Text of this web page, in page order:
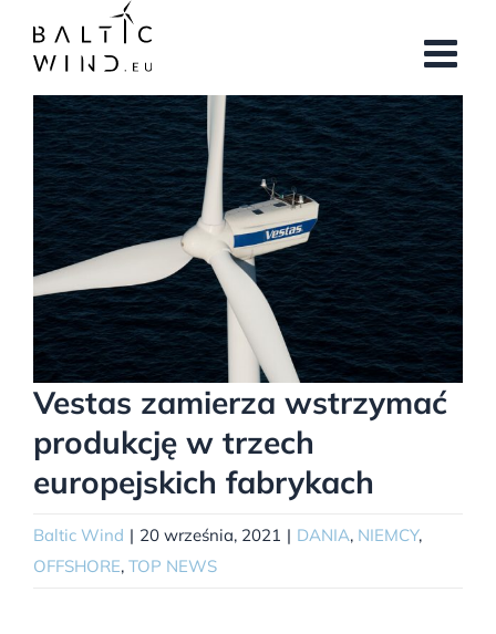
zawartości
Pokaż
większy
obrazek
Vestas zamierza wstrzymać
produkcję w trzech
europejskich fabrykach
Baltic Wind | 20 września, 2021 | DANIA, NIEMCY,
OFFSHORE, TOP NEWS